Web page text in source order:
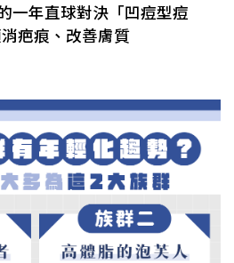
一年直球對決「凹痘型痘
疤痕、改善膚質